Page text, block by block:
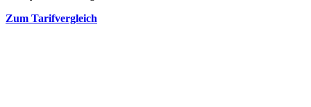
Zum Tarifvergleich